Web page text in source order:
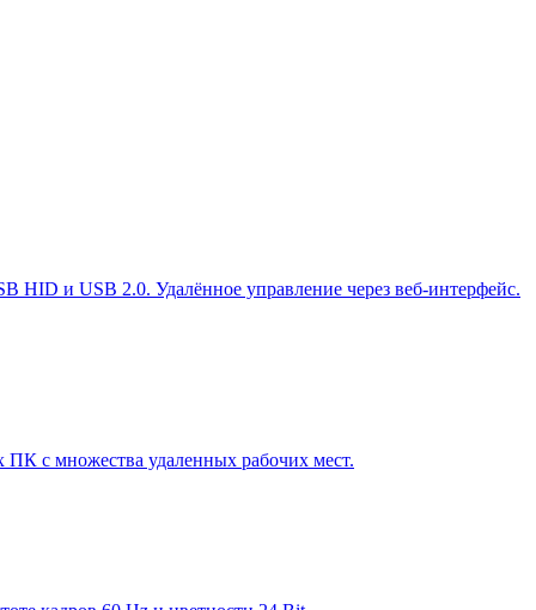
HID и USB 2.0. Удалённое управление через веб-интерфейс.
с множества удаленных рабочих мест.